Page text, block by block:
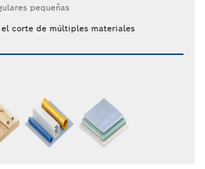
pequeñas
el corte de múltiples materiales